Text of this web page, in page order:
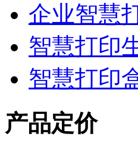
企业智慧
智慧打印
智慧打印
产品定价